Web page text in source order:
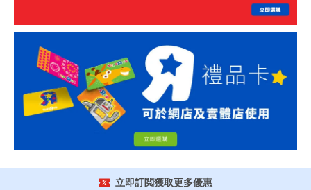
立即訂閲獲取更多優惠